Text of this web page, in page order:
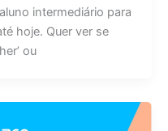
intermediário para
hoje. Quer ver se
ou